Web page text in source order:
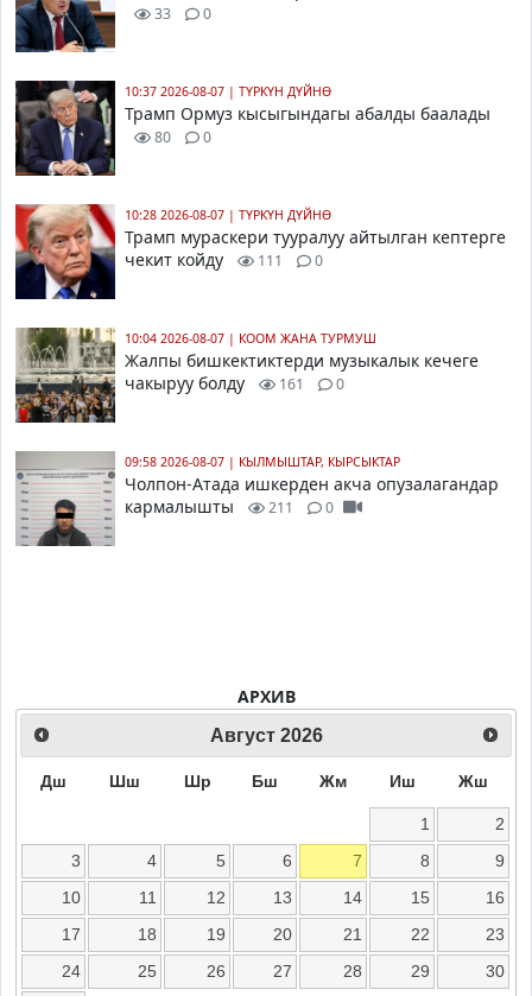
33 0
10:37 2026-08-07 | ТҮРКҮН ДҮЙНӨ
Трамп Ормуз кысыгындагы абалды баалады
80 0
10:28 2026-08-07 | ТҮРКҮН ДҮЙНӨ
Трамп мураскери тууралуу айтылган кептерге
чекит койду
111 0
10:04 2026-08-07 | КООМ ЖАНА ТУРМУШ
Жалпы бишкектиктерди музыкалык кечеге
чакыруу болду
161 0
09:58 2026-08-07 | КЫЛМЫШТАР, КЫРСЫКТАР
Чолпон-Атада ишкерден акча опузалагандар
кармалышты
211 0
АРХИВ
Август 2026
Дш Шш Шр Бш Жм Иш Жш
1
2
3
4 5 6 7 8
9
10
11 12 13 14 15
16
17
18 19 20 21 22
23
24
25 26 27 28 29
30